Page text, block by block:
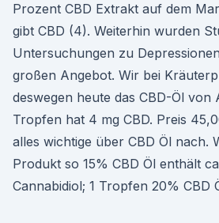
Prozent CBD Extrakt auf dem
gibt CBD (4). Weiterhin wurden
Untersuchungen zu
großen Angebot. Wir bei
deswegen heute das CBD-Öl von
Tropfen hat 4 mg CBD. Preis
alles wichtige über CBD Öl nach.
Produkt so 15% CBD Öl enthält
Cannabidiol; 1 Tropfen 20% CBD